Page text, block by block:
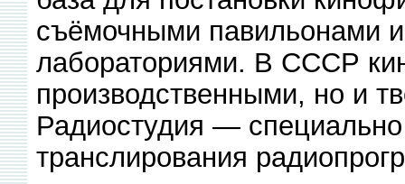
съёмочными павильонами
лабораториями. В СССР
производственными, но и
Радиостудия —
транслирования